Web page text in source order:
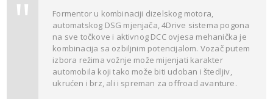
Formentor u kombinaciji dizelskog motora,
automatskog DSG mjenjača, 4Drive sistema pogona
na sve točkove i aktivnog DCC ovjesa mehanička je
kombinacija sa ozbiljnim potencijalom. Vozač putem
izbora režima vožnje može mijenjati karakter
automobila koji tako može biti udoban i štedljiv,
ukrućen i brz, ali i spreman za offroad avanture.